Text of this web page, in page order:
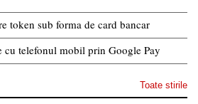
token sub forma de card bancar
telefonul mobil prin Google Pay
Toate stirile